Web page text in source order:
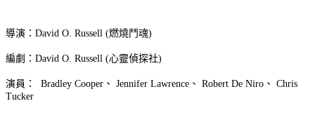
導演：David O. Russell (燃燒鬥魂)
編劇：David O. Russell (心靈偵探社)
演員： Bradley Cooper、 Jennifer Lawrence、 Robert De Niro、 Chris
Tucker